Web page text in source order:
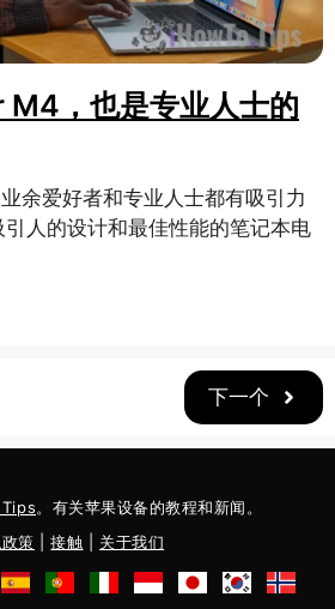
，也是专业人士的
余爱好者和专业人士都有吸引力
人的设计和最佳性能的笔记本电
下一个
。有关苹果设备的教程和新闻。
策 |接触 关于我们